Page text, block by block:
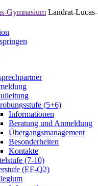
Landrat-Lucas-
(5+6)
Informationen
Beratung und Anmeldung
Übergangsmanagement
Besonderheiten
Kontakte
(7-10)
(EF-Q2)